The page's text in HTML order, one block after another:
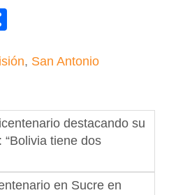
, San Antonio
destacando su
“Bolivia tiene dos
en Sucre en